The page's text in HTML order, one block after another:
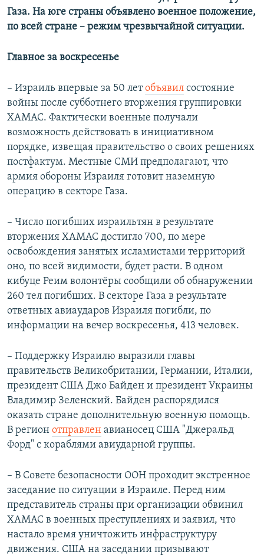
Газа. На юге страны объявлено военное положение,
по всей стране – режим чрезвычайной ситуации.
Главное за воскресенье
– Израиль впервые за 50 летобъявил состояние
войны после субботнего вторжения группировки
ХАМАС. Фактически военные получали
возможность действовать в инициативном
порядке, извещая правительство о своих решениях
постфактум. Местные СМИ предполагают, что
армия обороны Израиля готовит наземную
операцию в секторе Газа.
– Число погибших израильтян в результате
вторжения ХАМАС достигло 700, по мере
освобождения занятых исламистами территорий
оно, по всей видимости, будет расти. В одном
кибуце Реим волонтёры сообщили об обнаружении
260 тел погибших. В секторе Газа в результате
ответных авиаударов Израиля погибли, по
информации на вечер воскресенья, 413 человек.
– Поддержку Израилю выразили главы
правительств Великобритании, Германии, Италии,
президент США Джо Байден и президент Украины
Владимир Зеленский. Байден распорядился
оказать стране дополнительную военную помощь.
В регион отправлен авианосец США "Джеральд
Форд" с кораблями авиударной группы.
– В Совете безопасности ООН проходит экстренное
заседание по ситуации в Израиле. Перед ним
представитель страны при организации обвинил
ХАМАС в военных преступлениях и заявил, что
настало время уничтожить инфраструктуру
движения. США на заседании призывают